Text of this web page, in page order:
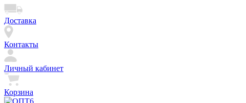
Доставка
Контакты
Личный кабинет
Корзина